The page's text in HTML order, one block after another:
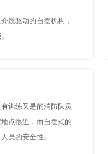
质驱动的自摆机构，
训练又是的消防队员
点很近，而自摆式的
员的安全性。